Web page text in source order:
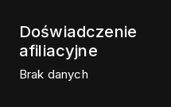
Doświadczenie
afiliacyjne
Brak danych